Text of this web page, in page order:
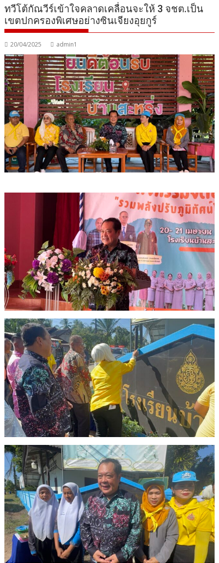
ทวีโต้กัณวีร์เข้าใจคลาดเคลื่อนจะให้ 3 จชต.เป็น
เขตปกครองพิเศษอย่างซินเจียงอุยกูร์
20/04/2025 admin1